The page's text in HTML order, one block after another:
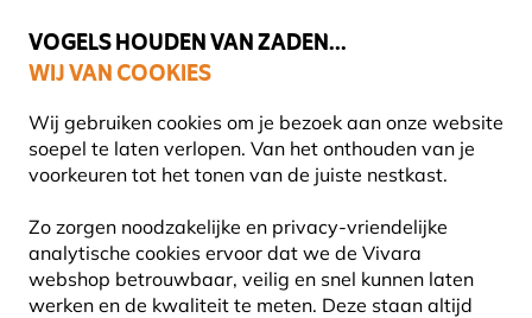
VOGELS HOUDEN VAN ZADEN...
WIJ VAN COOKIES
Wij gebruiken cookies om je bezoek aan onze website
soepel te laten verlopen. Van het onthouden van je
voorkeuren tot het tonen van de juiste nestkast.
Zo zorgen noodzakelijke en privacy-vriendelijke
analytische cookies ervoor dat we de Vivara
webshop betrouwbaar, veilig en snel kunnen laten
werken en de kwaliteit te meten. Deze staan altijd
Uitstekend beoordeeld in 11 landen
Gratis thuisbezorgd vanaf €49
20% KORTING